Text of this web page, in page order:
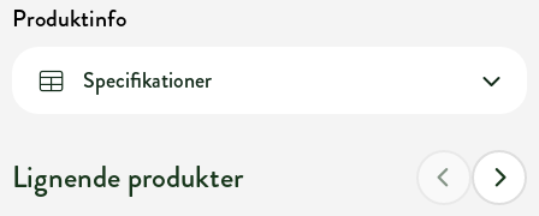
Produktinfo
Specifikationer
Lignende produkter